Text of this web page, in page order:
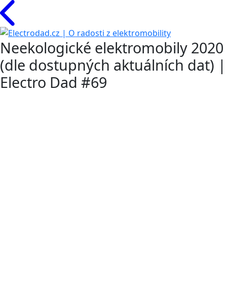
Neekologické elektromobily 2020
(dle dostupných aktuálních dat) |
Electro Dad #69